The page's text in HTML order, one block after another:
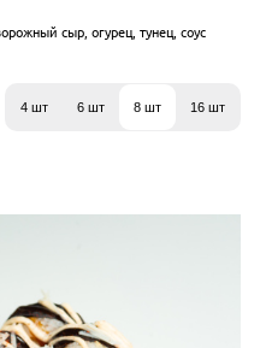
сыр, огурец, тунец, соус
4 шт 6 шт 8 шт 16 шт